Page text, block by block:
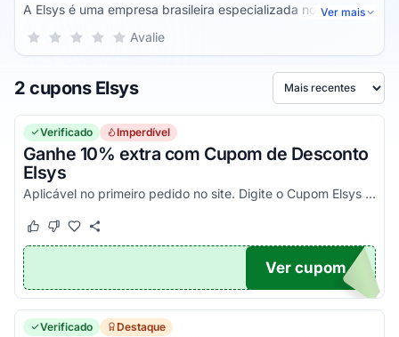
A Elsys é uma empresa brasileira especializada no ramo dos
eletroeletrônicos e telecomunicações. Ela possui mais de 32
facilitando a vida de milhares de brasileiros quando o
assunto é problema ou melhoria na televisão e outros
problemas do gênero.
Ver mais
Sua nota para Elsys, de 1 a 5 estrelas
5 estrelas
4 estrelas
3 estrelas
2 estrelas
1 estrela Avalie
2 cupons Elsys Ordenar por
Verificado Imperdível
Ganhe 10% extra com Cupom de Desconto
Elsys
Aplicável no primeiro pedido no site. Digite o Cupom Elsys e aproveite!
Este cupom funcionou
Este cupom não funcionou
DO10
Ver cupom
Verificado Destaque